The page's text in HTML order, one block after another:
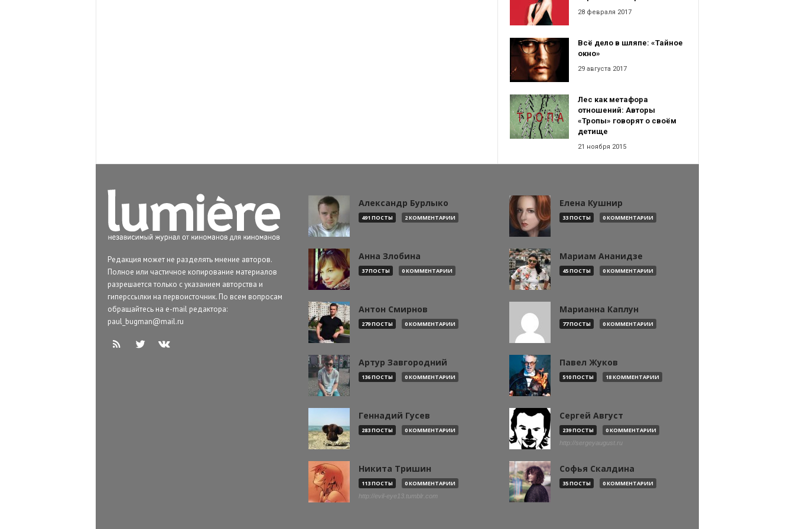
28 февраля 2017
Всё дело в шляпе: «Тайное
окно»
29 августа 2017
Лес как метафора
отношений: Авторы
«Тропы» говорят о своём
детище
21 ноября 2015
Редакция может не разделять мнение авторов.
Полное или частичное копирование материалов
разрешается только с указанием авторства и
гиперссылки на первоисточник. По всем вопросам
обращайтесь на e-mail редактора:
paul_bugman@mail.ru
Александр Бурлыко
491 ПОСТЫ 2 КОММЕНТАРИИ
Анна Злобина
37 ПОСТЫ 0 КОММЕНТАРИИ
Антон Смирнов
279 ПОСТЫ 0 КОММЕНТАРИИ
Артур Завгородний
136 ПОСТЫ 0 КОММЕНТАРИИ
Геннадий Гусев
283 ПОСТЫ 0 КОММЕНТАРИИ
Никита Тришин
113 ПОСТЫ 0 КОММЕНТАРИИ
http://evil-eye13.tumblr.com
Елена Кушнир
33 ПОСТЫ 0 КОММЕНТАРИИ
Мариам Ананидзе
45 ПОСТЫ 0 КОММЕНТАРИИ
Марианна Каплун
77 ПОСТЫ 0 КОММЕНТАРИИ
Павел Жуков
510 ПОСТЫ 18 КОММЕНТАРИИ
Сергей Август
239 ПОСТЫ 0 КОММЕНТАРИИ
http://sergeyaugust.ru
Софья Скалдина
35 ПОСТЫ 0 КОММЕНТАРИИ